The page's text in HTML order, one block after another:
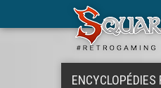
ENCYCLOPÉDIES